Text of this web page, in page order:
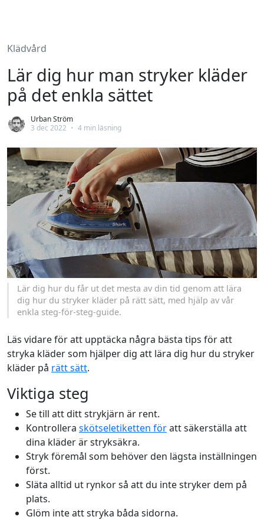
Klädvård
Lär dig hur man stryker kläder
på det enkla sättet
Urban Ström
3 dec 2022 • 4 min läsning
Lär dig hur du får ut det mesta av din tid genom att lära
dig hur du stryker kläder på rätt sätt, med hjälp av vår
enkla steg-för-steg-guide.
Läs vidare för att upptäcka några bästa tips för att
stryka kläder som hjälper dig att lära dig hur du stryker
kläder på rätt sätt.
Viktiga steg
Se till att ditt strykjärn är rent.
Kontrollera skötseletiketten föratt säkerställa att
dina kläder är stryksäkra.
Stryk föremål som behöver den lägsta inställningen
först.
Släta alltid ut rynkor så att du inte stryker dem på
plats.
Glöm inte att stryka båda sidorna.